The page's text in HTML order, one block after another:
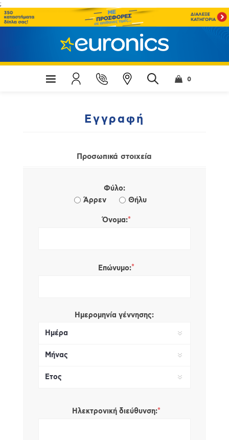
;
0
Εγγραφή
Προσωπικά στοιχεία
Φύλο:
Άρρεν
Θήλυ
Όνομα:*
Επώνυμο:*
Ημερομηνία γέννησης:
Ηλεκτρονική διεύθυνση:*